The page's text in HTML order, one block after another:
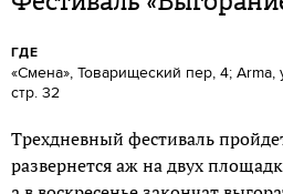
ГДЕ
«Смена», Товарищеский пер, 4;
стр. 32
Трехдневный фестиваль
развернется аж на двух